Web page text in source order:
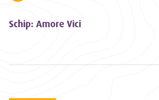
Schip: Amore Vici